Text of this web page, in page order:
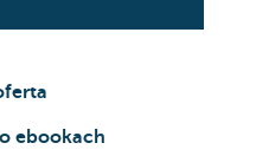
ebookach